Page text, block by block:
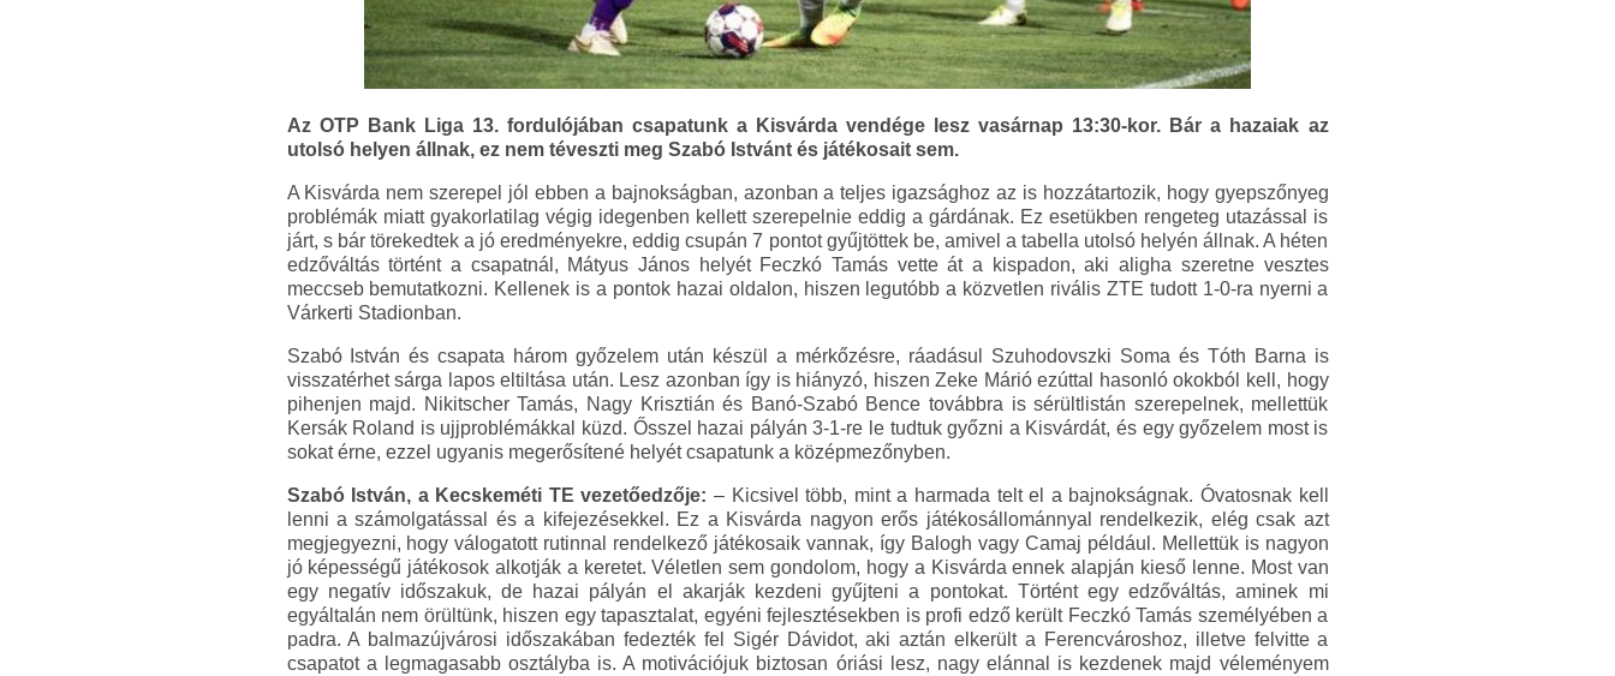
Az OTP Bank Liga 13. fordulójában csapatunk a Kisvárda vendége lesz vasárnap 13:30-kor. Bár a hazaiak az
utolsó helyen állnak, ez nem téveszti meg Szabó Istvánt és játékosait sem.
A Kisvárda nem szerepel jól ebben a bajnokságban, azonban a teljes igazsághoz az is hozzátartozik, hogy gyepszőnyeg
problémák miatt gyakorlatilag végig idegenben kellett szerepelnie eddig a gárdának. Ez esetükben rengeteg utazással is
járt, s bár törekedtek a jó eredményekre, eddig csupán 7 pontot gyűjtöttek be, amivel a tabella utolsó helyén állnak. A héten
edzőváltás történt a csapatnál, Mátyus János helyét Feczkó Tamás vette át a kispadon, aki aligha szeretne vesztes
meccseb bemutatkozni. Kellenek is a pontok hazai oldalon, hiszen legutóbb a közvetlen rivális ZTE tudott 1-0-ra nyerni a
Várkerti Stadionban.
Szabó István és csapata három győzelem után készül a mérkőzésre, ráadásul Szuhodovszki Soma és Tóth Barna is
visszatérhet sárga lapos eltiltása után. Lesz azonban így is hiányzó, hiszen Zeke Márió ezúttal hasonló okokból kell, hogy
pihenjen majd. Nikitscher Tamás, Nagy Krisztián és Banó-Szabó Bence továbbra is sérültlistán szerepelnek, mellettük
Kersák Roland is ujjproblémákkal küzd. Ősszel hazai pályán 3-1-re le tudtuk győzni a Kisvárdát, és egy győzelem most is
sokat érne, ezzel ugyanis megerősítené helyét csapatunk a középmezőnyben.
Szabó István, a Kecskeméti TE vezetőedzője: – Kicsivel több, mint a harmada telt el a bajnokságnak. Óvatosnak kell
lenni a számolgatással és a kifejezésekkel. Ez a Kisvárda nagyon erős játékosállománnyal rendelkezik, elég csak azt
megjegyezni, hogy válogatott rutinnal rendelkező játékosaik vannak, így Balogh vagy Camaj például. Mellettük is nagyon
jó képességű játékosok alkotják a keretet. Véletlen sem gondolom, hogy a Kisvárda ennek alapján kieső lenne. Most van
egy negatív időszakuk, de hazai pályán el akarják kezdeni gyűjteni a pontokat. Történt egy edzőváltás, aminek mi
egyáltalán nem örültünk, hiszen egy tapasztalat, egyéni fejlesztésekben is profi edző került Feczkó Tamás személyében a
padra. A balmazújvárosi időszakában fedezték fel Sigér Dávidot, aki aztán elkerült a Ferencvároshoz, illetve felvitte a
csapatot a legmagasabb osztályba is. A motivációjuk biztosan óriási lesz, nagy elánnal is kezdenek majd véleményem